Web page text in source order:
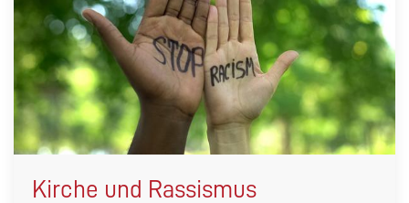
Kirche und Rassismus